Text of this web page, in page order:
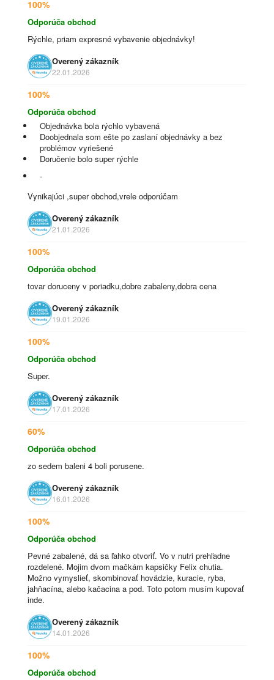
100%
Odporúča obchod
Rýchle, priam expresné vybavenie objednávky!
Overený zákazník
22.01.2026
100%
Odporúča obchod
Objednávka bola rýchlo vybavená
Doobjednala som ešte po zaslaní objednávky a bez
problémov vyriešené
Doručenie bolo super rýchle
-
Vynikajúci ,super obchod,vrele odporúčam
Overený zákazník
21.01.2026
100%
Odporúča obchod
tovar doruceny v poriadku,dobre zabaleny,dobra cena
Overený zákazník
19.01.2026
100%
Odporúča obchod
Super.
Overený zákazník
17.01.2026
60%
Odporúča obchod
zo sedem baleni 4 boli porusene.
Overený zákazník
16.01.2026
100%
Odporúča obchod
Pevné zabalené, dá sa ľahko otvoriť. Vo v nutri prehľadne
rozdelené. Mojim dvom mačkám kapsičky Felix chutia.
Možno vymyslieť, skombinovať hovädzie, kuracie, ryba,
jahňacína, alebo kačacina a pod. Toto potom musím kupovať
inde.
Overený zákazník
14.01.2026
100%
Odporúča obchod